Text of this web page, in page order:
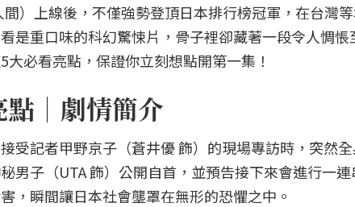
）上線後，不僅強勢登頂日本排行榜冠軍，在台灣
是重口味的科幻驚悚片，骨子裡卻藏著一段令人惆悵
必看亮點，保證你立刻想點開第一集！
點｜劇情簡介
受記者甲野京子（蒼井優 飾）的現場專訪時，突然
男子（UTA 飾）公開自首，並預告接下來會進行一
，瞬間讓日本社會壟罩在無形的恐懼之中。